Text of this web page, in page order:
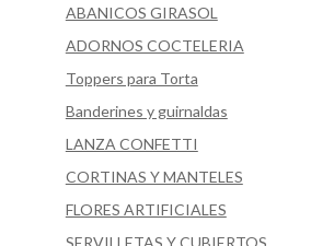
ABANICOS GIRASOL
ADORNOS COCTELERIA
Toppers para Torta
Banderines y guirnaldas
LANZA CONFETTI
CORTINAS Y MANTELES
FLORES ARTIFICIALES
SERVILLETAS Y CUBIERTOS